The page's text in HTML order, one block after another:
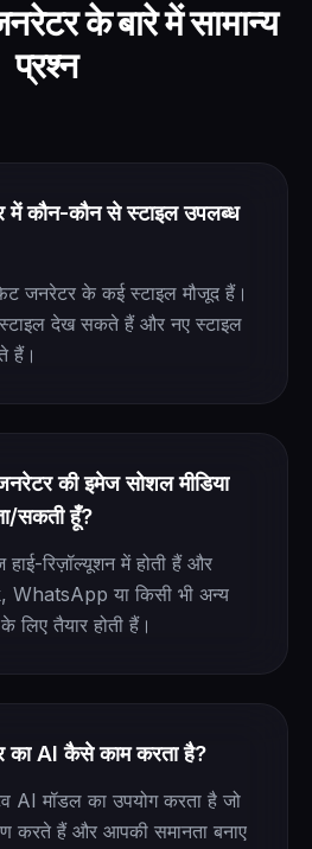
के बारे में सामान्य
प्रश्न
कौन-कौन से स्टाइल उपलब्ध
जनरेटर के कई स्टाइल मौजूद हैं।
देख सकते हैं और नए स्टाइल
हैं।
की इमेज सोशल मीडिया
सकती हूँ?
रिज़ॉल्यूशन में होती हैं और
या किसी भी अन्य
लिए तैयार होती हैं।
AI कैसे काम करता है?
AI मॉडल का उपयोग करता है जो
करते हैं और आपकी समानता बनाए